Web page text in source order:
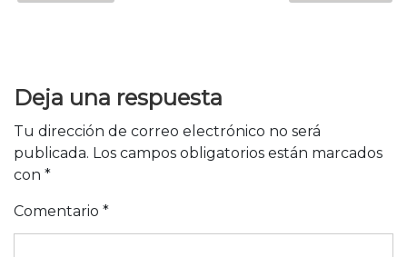
Deja una respuesta
Tu dirección de correo electrónico no será
publicada. Los campos obligatorios están marcados
con *
Comentario *